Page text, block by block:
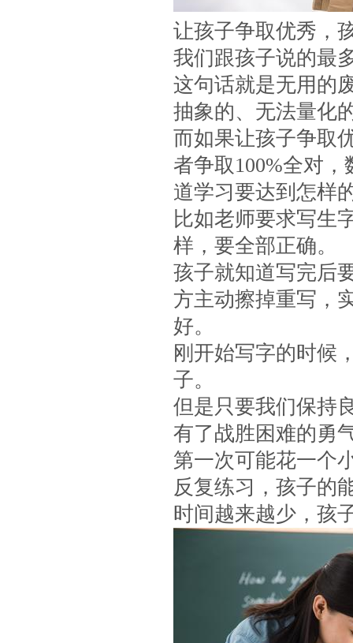
让孩子争取优秀，
我们跟孩子说的最
这句话就是无用的
抽象的、无法量化
而如果让孩子争取
者争取100%全对
道学习要达到怎样
比如老师要求写生
样，要全部正确。
孩子就知道写完后
方主动擦掉重写，
好。
刚开始写字的时候
子。
但是只要我们保持
有了战胜困难的勇
第一次可能花一个
反复练习，孩子的
时间越来越少，孩